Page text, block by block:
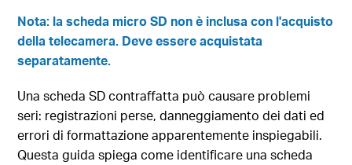
Nota: la scheda micro SD non è inclusa con l'acquisto
della telecamera. Deve essere acquistata
separatamente.
Una scheda SD contraffatta può causare problemi
seri: registrazioni perse, danneggiamento dei dati ed
errori di formattazione apparentemente inspiegabili.
Questa guida spiega come identificare una scheda